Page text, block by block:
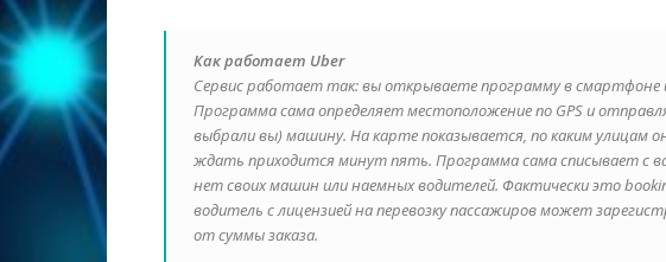
Как работает Uber
Сервис работает так: вы открываете программу в смартфоне
Программа сама определяет местоположение по GPS и
выбрали вы) машину. На карте показывается, по каким улицам
ждать приходится минут пять. Программа сама списывает с
нет своих машин или наемных водителей. Фактически это
водитель с лицензией на перевозку пассажиров может
от суммы заказа.